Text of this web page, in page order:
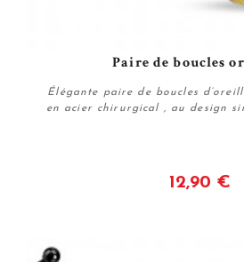
Paire de boucles
Élégante paire de boucles
en acier chirurgical , au design
12,90 €